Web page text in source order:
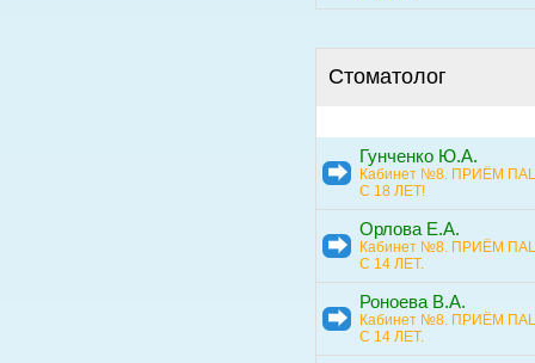
Стоматолог
Гунченко Ю.А.
Кабинет №8. ПРИЁМ
С 18 ЛЕТ!
Орлова Е.А.
Кабинет №8. ПРИЁМ
С 14 ЛЕТ.
Роноева В.А.
Кабинет №8. ПРИЁМ
С 14 ЛЕТ.